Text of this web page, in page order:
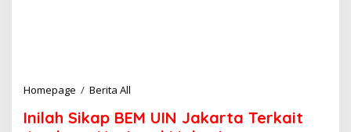
Homepage / Berita All
i
Inilah Sikap BEM UIN Jakarta Terkait